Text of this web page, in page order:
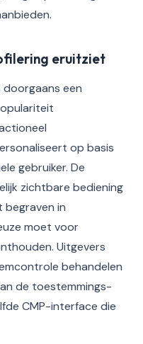
eruitziet
een
op basis
gebruiker. De
zichtbare bediening
in
moet voor
Uitgevers
behandelen
de toestemmings-
CMP-interface die